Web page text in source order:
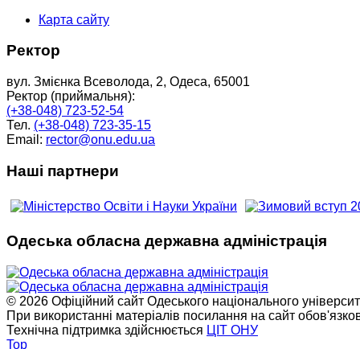
Карта сайту
Ректор
вул. Змієнка Всеволода, 2, Одеса, 65001
Ректор (приймальня):
(+38-048) 723-52-54
Тел. (+38-048) 723-35-15
Email: rector@onu.edu.ua
Наші партнери
Одеська обласна державна адміністрація
© 2026 Офіційний сайт Одеського національного
При використанні матеріалів посилання на сайт
Технічна підтримка здійснюється ЦІТ ОНУ
Top